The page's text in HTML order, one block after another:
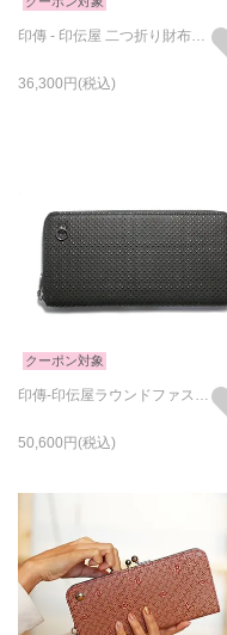
印傳 - 印伝屋 二つ折り財布・がま札財布 山梨 カモフラ柄 / ミディアムウォレット
36,300
クーポン対象
印傳-印伝屋ラウンドファスナー長財布ドット柄/ロングウォレット
50,600